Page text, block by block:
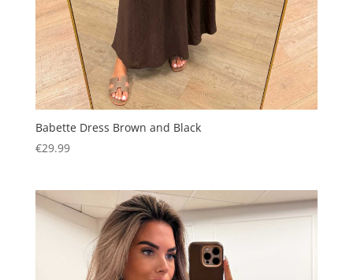
Babette Dress Brown and Black
€29.99